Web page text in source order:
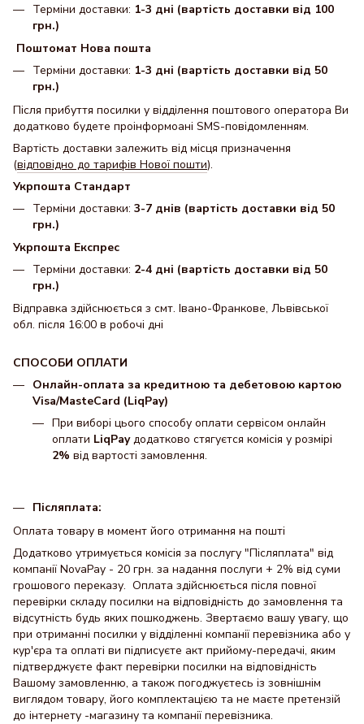
Терміни доставки: 1-3 дні (вартість доставки від 100
грн.)
Поштомат Нова пошта
Терміни доставки: 1-3 дні (вартість доставки від 50
грн.)
Після прибуття посилки у відділення поштового оператора Ви
додатково будете проінформоані SMS-повідомленням.
Вартість доставки залежить від місця призначення
(відповідно до тарифів Нової пошти).
Укрпошта Стандарт
Терміни доставки: 3-7 днів (вартість доставки від 50
грн.)
Укрпошта Експрес
Терміни доставки: 2-4 дні (вартість доставки від 50
грн.)
Відправка здійснюється з смт. Івано-Франкове, Львівської
обл. після 16:00 в робочі дні
СПОСОБИ ОПЛАТИ
Онлайн-оплата за кредитною та дебетовою картою
Visa/MasteCard (LiqPay)
При виборі цього способу оплати сервісом онлайн
оплати LiqPayдодатково стягуєтся комісія у розмірі
2% від вартості замовлення.
Післяплата:
Оплата товару в момент його отримання на пошті
Додатково утримується комісія за послугу "Післяплата" від
компанії NovaPay - 20 грн. за надання послуги + 2% від суми
грошового переказу. Оплата здійснюється після повної
перевірки складу посилки на відповідність до замовлення та
відсутність будь яких пошкоджень. Звертаємо вашу увагу, що
при отриманні посилки у відділенні компанії перевізника або у
кур'єра та оплаті ви підписуєте акт прийому-передачі, яким
підтверджуєте факт перевірки посилки на відповідність
Вашому замовленню, а також погоджуєтесь із зовнішнім
виглядом товару, його комплектацією та не маєте претензій
до інтернету -магазину та компанії перевізника.